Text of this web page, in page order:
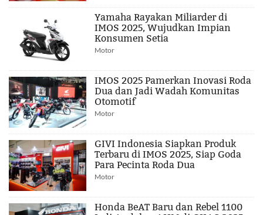
Yamaha Rayakan Miliarder di
IMOS 2025, Wujudkan Impian
Konsumen Setia
Motor
IMOS 2025 Pamerkan Inovasi Roda
Dua dan Jadi Wadah Komunitas
Otomotif
Motor
GIVI Indonesia Siapkan Produk
Terbaru di IMOS 2025, Siap Goda
Para Pecinta Roda Dua
Motor
Honda BeAT Baru dan Rebel 1100